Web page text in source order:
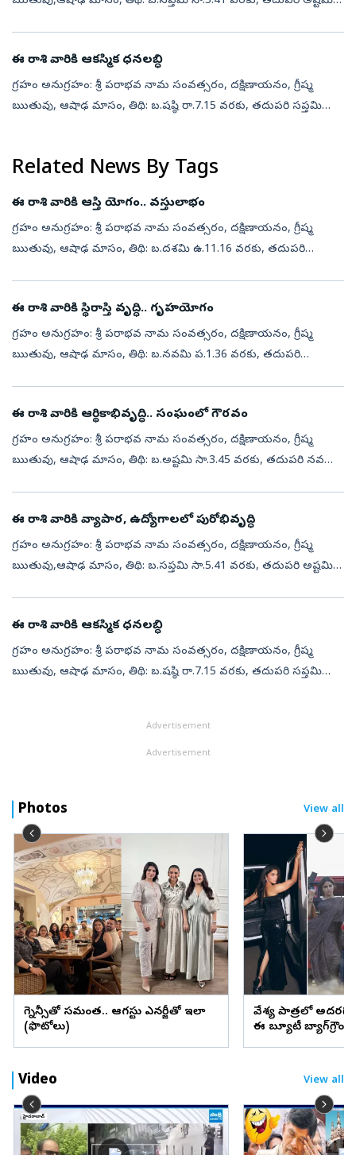
ఈ రాశి వారికి ఆకస్మిక ధనలబ్ధి
గ్రహం అనుగ్రహం: శ్రీ పరాభవ నామ సంవత్సరం, దక్షిణాయనం, గ్రీష్మ
ఋతువు, ఆషాఢ మాసం, తిథి: బ.షష్ఠి రా.7.15 వరకు, తదుపరి సప్తమి
Related News By Tags
ఈ రాశి వారికి ఆస్తి యోగం.. వస్తులాభం
గ్రహం అనుగ్రహం: శ్రీ పరాభవ నామ సంవత్సరం, దక్షిణాయనం, గ్రీష్మ
ఋతువు, ఆషాఢ మాసం, తిథి: బ.దశమి ఉ.11.16 వరకు, తదుపరి
ఈ రాశి వారికి స్థిరాస్తి వృద్ధి.. గృహయోగం
గ్రహం అనుగ్రహం: శ్రీ పరాభవ నామ సంవత్సరం, దక్షిణాయనం, గ్రీష్మ
ఋతువు, ఆషాఢ మాసం, తిథి: బ.నవమి ప.1.36 వరకు, తదుపరి
ఈ రాశి వారికి ఆర్థికాభివృద్ధి.. సంఘంలో గౌరవం
గ్రహం అనుగ్రహం: శ్రీ పరాభవ నామ సంవత్సరం, దక్షిణాయనం, గ్రీష్మ
ఋతువు, ఆషాఢ మాసం, తిథి: బ.అష్టమి సా.3.45 వరకు, తదుపరి నవమి,
ఈ రాశి వారికి వ్యాపార, ఉద్యోగాలలో పురోభివృద్ధి
గ్రహం అనుగ్రహం: శ్రీ పరాభవ నామ సంవత్సరం, దక్షిణాయనం, గ్రీష్మ
ఋతువు,ఆషాఢ మాసం, తిథి: బ.సప్తమి సా.5.41 వరకు, తదుపరి అష్టమి,
ఈ రాశి వారికి ఆకస్మిక ధనలబ్ధి
గ్రహం అనుగ్రహం: శ్రీ పరాభవ నామ సంవత్సరం, దక్షిణాయనం, గ్రీష్మ
ఋతువు, ఆషాఢ మాసం, తిథి: బ.షష్ఠి రా.7.15 వరకు, తదుపరి సప్తమి
Advertisement
Advertisement
Photos View all
ప్రెగ్నెన్సీతో సమంత.. ఆగస్టు ఎనర్జీతో ఇలా
(ఫొటోలు)
వేశ్య పాత్రలో
ఈ బ్యూటీ
Video View all